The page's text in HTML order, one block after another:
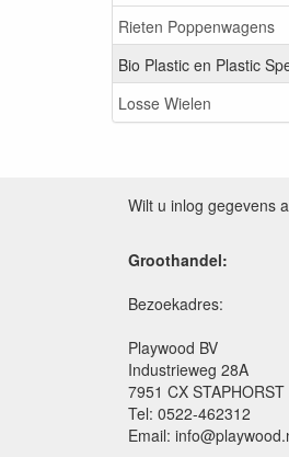
Rieten Poppenwagens
Bio Plastic en Plastic
Losse Wielen
Wilt u inlog gegevens
Groothandel:
Bezoekadres:
Playwood BV
Industrieweg 28A
7951 CX STAPHORST
Tel: 0522-462312
Email: